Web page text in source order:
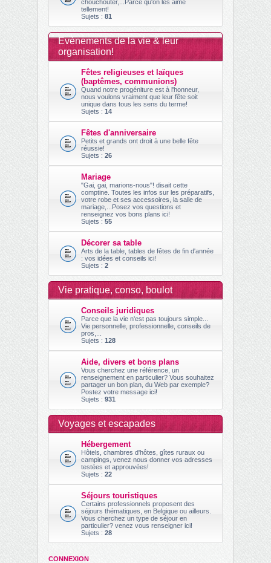
chouchouter,...Parce qu'on les aime
tellement!
Sujets : 81
Evènements de la vie & leur
organisation!
Fêtes religieuses et laïques
(baptêmes, communions)
Quand notre progéniture est à l'honneur,
nous voulons vraiment que leur fête soit
unique dans tous les sens du terme!
Sujets : 14
Fêtes d'anniversaire
Petits et grands ont droit à une belle fête
réussie!
Sujets : 26
Mariage
"Gai, gai, marions-nous"! disait cette
comptine. Toutes les infos sur les préparatifs,
votre robe et ses accessoires, la salle de
mariage,...Posez vos questions et
renseignez vos bons plans ici!
Sujets : 55
Décorer sa table
Arts de la table, tables de fêtes de fin d'année
: vos idées et conseils ici!
Sujets : 2
Vie pratique, conso, boulot
Conseils juridiques
Parce que la vie n'est pas toujours simple...
Vie personnelle, professionnelle, conseils de
pros,...
Sujets : 128
Aide, divers et bons plans
Vous cherchez une référence, un
renseignement en particulier? Vous souhaitez
partager un bon plan, du Web par exemple?
Postez votre message ici!
Sujets : 931
Voyages et escapades
Hébergement
Hôtels, chambres d'hôtes, gîtes ruraux ou
campings, venez nous donner vos adresses
testées et approuvées!
Sujets : 22
Séjours touristiques
Certains professionnels proposent des
séjours thématiques, en Belgique ou ailleurs.
Vous cherchez un type de séjour en
particulier? venez vous renseigner ici!
Sujets : 28
CONNEXION